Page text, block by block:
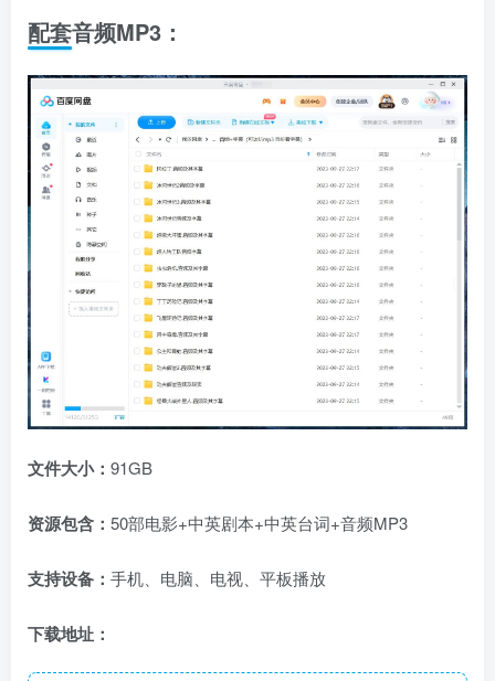
配套音频MP3：
文件大小： 91GB
资源包含： 50部电影+中英剧本+中英台词+音频MP3
支持设备： 手机、电脑、电视、平板播放
下载地址：